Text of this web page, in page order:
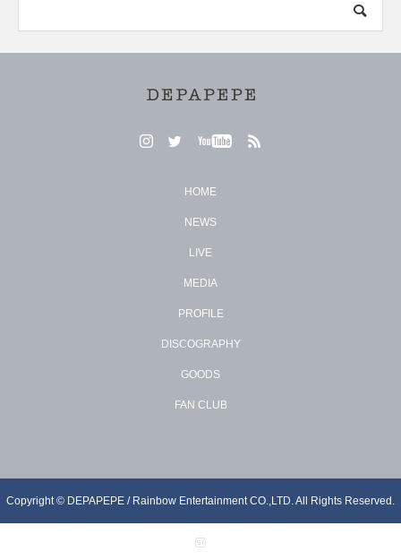
HOME
NEWS
LIVE
MEDIA
PROFILE
DISCOGRAPHY
GOODS
FAN CLUB
Copyright © DEPAPEPE / Rainbow Entertainment CO.,LTD. All Rights Reserved.